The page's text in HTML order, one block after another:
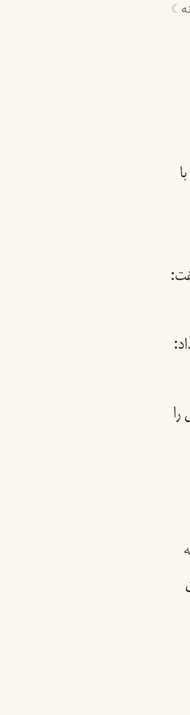
☾
را